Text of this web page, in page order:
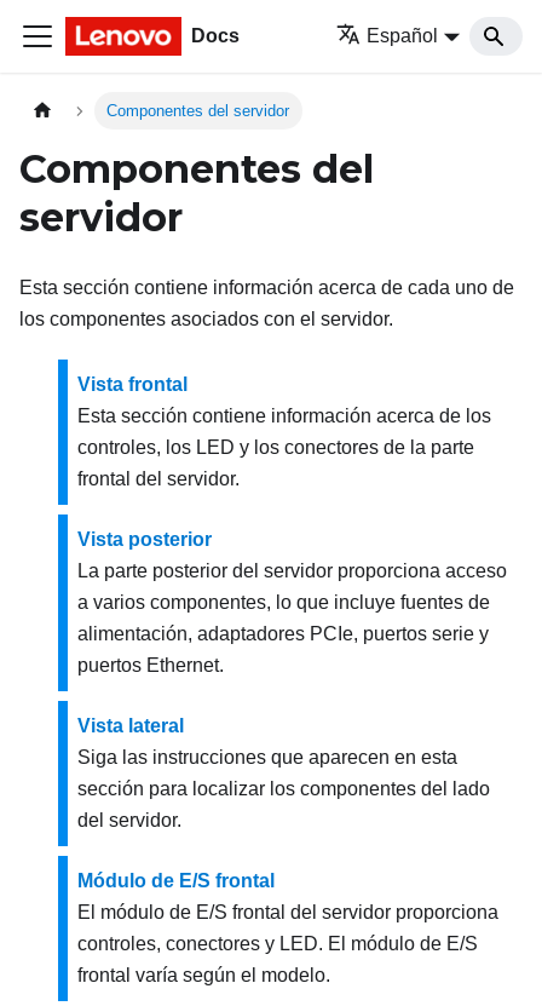
Docs Español
Componentes del servidor
Componentes del
servidor
Esta sección contiene información acerca de cada uno de
los componentes asociados con el servidor.
Vista frontal
Esta sección contiene información acerca de los
controles, los LED y los conectores de la parte
frontal del servidor.
Vista posterior
La parte posterior del servidor proporciona acceso
a varios componentes, lo que incluye fuentes de
alimentación, adaptadores PCIe, puertos serie y
puertos Ethernet.
Vista lateral
Siga las instrucciones que aparecen en esta
sección para localizar los componentes del lado
del servidor.
Módulo de E/S frontal
El módulo de E/S frontal del servidor proporciona
controles, conectores y LED. El módulo de E/S
frontal varía según el modelo.